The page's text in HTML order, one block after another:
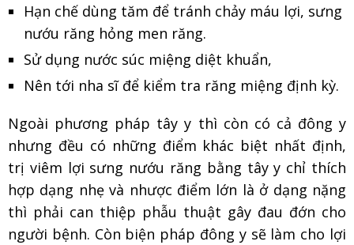
Hạn chế dùng tăm để tránh chảy máu lợi, sưng
nướu răng hỏng men răng.
Sử dụng nước súc miệng diệt khuẩn,
Nên tới nha sĩ để kiểm tra răng miệng định kỳ.
Ngoài phương pháp tây y thì còn có cả đông y
nhưng đều có những điểm khác biệt nhất định,
trị viêm lợi sưng nướu răng bằng tây y chỉ thích
hợp dạng nhẹ và nhược điểm lớn là ở dạng nặng
thì phải can thiệp phẫu thuật gây đau đớn cho
người bệnh. Còn biện pháp đông y sẽ làm cho lợi